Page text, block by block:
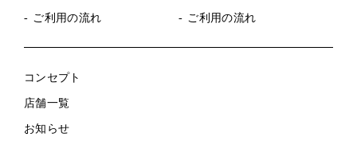
ご利用の流れ
ご利用の流れ
コンセプト
店舗一覧
お知らせ